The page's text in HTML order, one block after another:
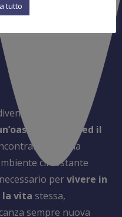
un rifugio
tra il cielo ed il
dove la
circostante
pervivere in
la vita stessa,
sempre nuova
tutto